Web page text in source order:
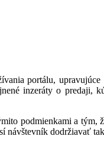
portálu,
inzeráty o
podmienkami a tým,
dodržiavať